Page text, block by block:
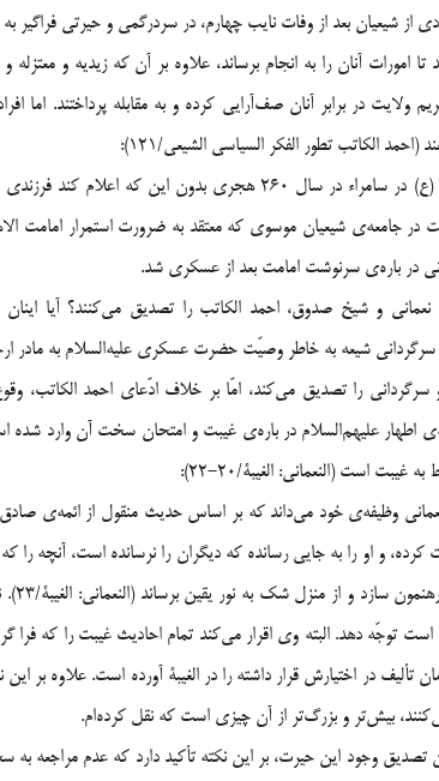
شیعیان بعد از وفات نایب چهارم، در سردرگمی و حیرتی فراگیر
تا امورات آنان را به انجام برساند، علاوه بر آن که زیدیه و معتزله
ولایت در برابر آنان صف‌آرایی کرده و به مقابله پرداختند. اما
(احمد الکاتب تطور الفکر السیاسی الشیعی/121):
مرگ امام حسن عسكري (ع) در سامراء در سال 260 هجري
جامعه‌ی شيعيان موسوي که معتقد به ضرورت استمرار امامت
در باره‌ی سرنوشت امامت بعد از عسكري شد.
نعمانی و شیخ صدوق، احمد الکاتب را تصدیق می‌کنند؟ آیا
سرگردانی شیعه به خاطر وصیّت حضرت عسکری علیه‌السلام به مادر
را تصدیق می‌کند، امّا بر خلاف ادّعای احمد الکاتب،
اطهار علیهم‌السلام در باره‌ی غیبت و امتحان سخت آن وارد
است (النعمانی: الغیبۀ/20-22):
وظیفه‌ی خود می‌داند که بر اساس حدیث منقول از ائمه‌ی
کرده، و او را به جایی رسانده که دیگران را نرسانده است، آنچه را
را
توجّه دهد. البته وی اقرار می‌کند تمام احادیث غیبت را که
بیش‌تر و بزرگ‌تر از آن چیزی است که نقل کرده‌ام.
(-381) ضمن تصدیق وجود این حیرت، بر این نکته تأکید دارد که عدم